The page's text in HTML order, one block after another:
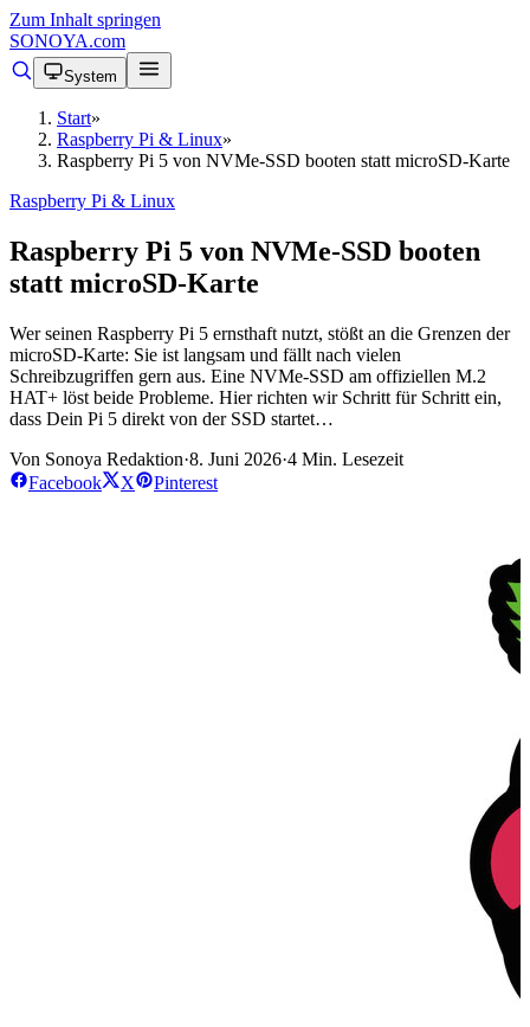
Zum Inhalt springen
SONOYA.com
System
Start»
Raspberry Pi & Linux»
Raspberry Pi 5 von NVMe-SSD booten statt microSD-Karte
Raspberry Pi & Linux
Raspberry Pi 5 von NVMe-SSD booten
statt microSD-Karte
Wer seinen Raspberry Pi 5 ernsthaft nutzt, stößt an die Grenzen der
microSD-Karte: Sie ist langsam und fällt nach vielen
Schreibzugriffen gern aus. Eine NVMe-SSD am offiziellen M.2
HAT+ löst beide Probleme. Hier richten wir Schritt für Schritt ein,
dass Dein Pi 5 direkt von der SSD startet…
Von Sonoya Redaktion·8. Juni 2026·4 Min. Lesezeit
Facebook
X Pinterest